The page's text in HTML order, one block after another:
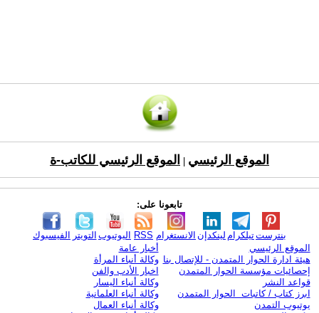
الموقع الرئيسي الموقع الرئيسي للكاتب-ة
تابعونا على:
الفيسبوك التويتر اليوتيوب RSS الانستغرام لينكدإن تيلكرامبنترست
الموقع الرئيسي
هيئة ادارة الحوار المتمدن - للإتصال بنا
إحصائيات مؤسسة الحوار المتمدن
قواعد النشر
ابرز كتاب / كاتبات الحوار المتمدن
يوتيوب التمدن
أخبار عامة
وكالة أنباء المرأة
اخبار الأدب والفن
وكالة أنباء اليسار
وكالة أنباء العلمانية
وكالة أنباء العمال